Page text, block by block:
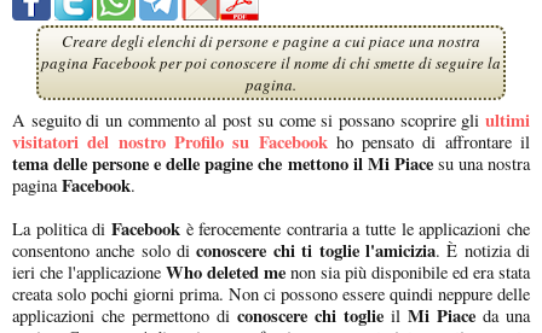
Creare degli elenchi di persone e pagine a cui piace una nostra
pagina Facebook per poi conoscere il nome di chi smette di seguire la
pagina.
A seguito di un commento al post su come si possano scoprire gli ultimi
visitatori del nostro Profilo su Facebookho pensato di affrontare il
tema delle persone e delle pagine che mettono il Mi Piacesu una nostra
paginaFacebook.
La politica di Facebookè ferocemente contraria a tutte le applicazioni che
consentono anche solo diconoscere chi ti toglie l'amicizia. È notizia di
ieri che l'applicazione Who deleted me non sia più disponibile ed era stata
creata solo pochi giorni prima. Non ci possono essere quindi neppure delle
applicazioni che permettono di conoscere chi toglie il Mi Piace da una